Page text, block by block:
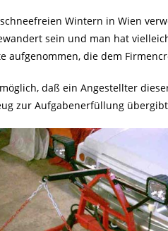
Wintern in Wien
sein und man hat
aufgenommen, die dem
daß ein Angestellter
zur Aufgabenerfüllung